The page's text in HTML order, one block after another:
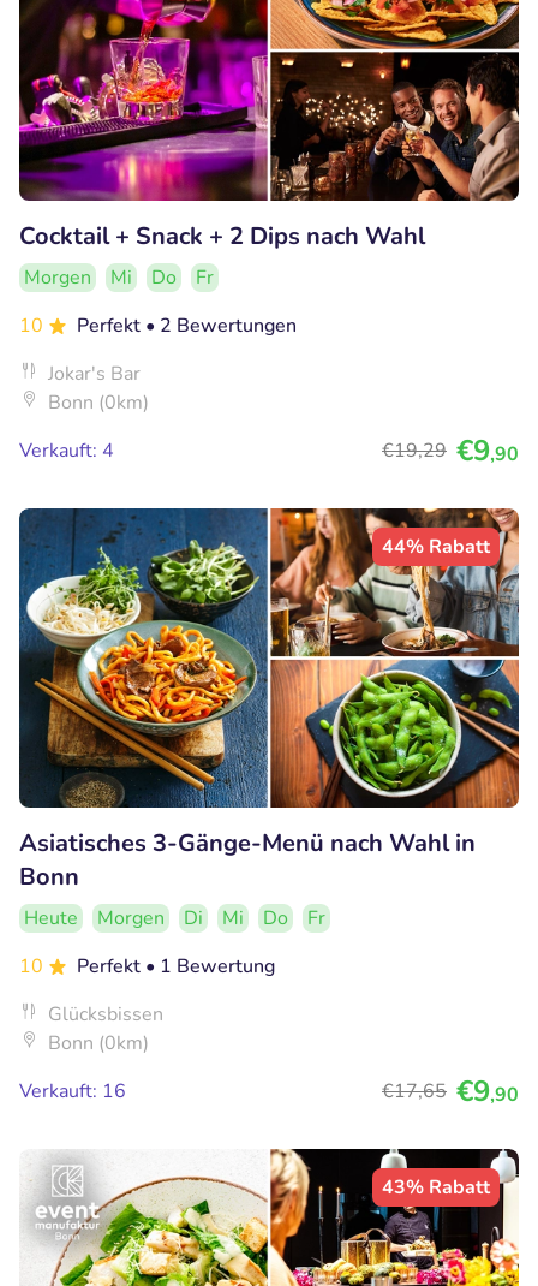
Cocktail + Snack + 2 Dips nach Wahl
Morgen Mi Do
Fr
10
Perfekt • 2 Bewertungen
Jokar's Bar
Bonn (0km)
Verkauft: 4
€19,29 €9,90
44% Rabatt
Asiatisches 3-Gänge-Menü nach Wahl in
Bonn
Heute Morgen Di Mi Do
Fr
10
Perfekt • 1 Bewertung
Glücksbissen
Bonn (0km)
Verkauft: 16
€17,65 €9,90
43% Rabatt